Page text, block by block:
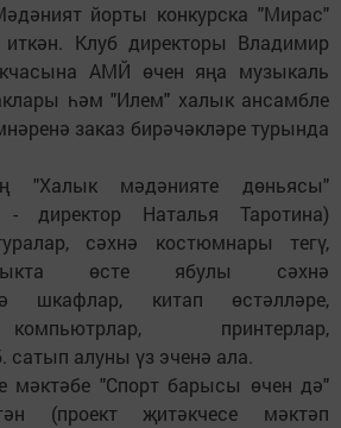
йорты конкурска "Мирас"
Клуб директоры Владимир
АМЙ өчен яңа музыкаль
һәм "Илем" халык ансамбле
заказ бирәчәкләре турында
"Халык мәдәнияте дөньясы"
директор Наталья Таротина)
сәхнә костюмнары тегү,
өсте ябулы сәхнә
шкафлар, китап өстәлләре,
принтерлар,
сатып алуны үз эченә ала.
мәктәбе "Спорт барысы өчен дә"
(проект җитәкчесе мәктәп